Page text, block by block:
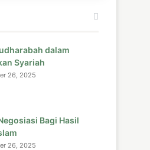
dalam
Syariah
26, 2025
Bagi Hasil
26, 2025